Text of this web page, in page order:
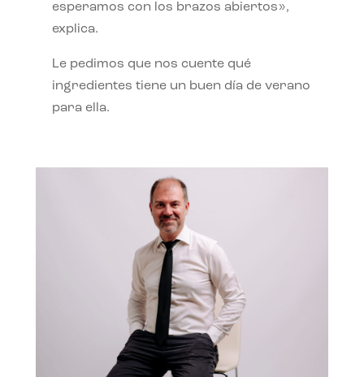
esperamos con los brazos abiertos»,
explica.
Le pedimos que nos cuente qué
ingredientes tiene un buen día de verano
para ella.